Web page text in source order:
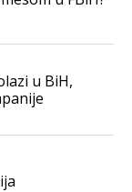
u BiH,